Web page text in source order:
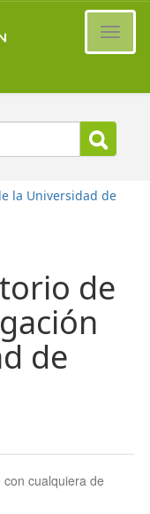
la Universidad de
de
de
cualquiera de